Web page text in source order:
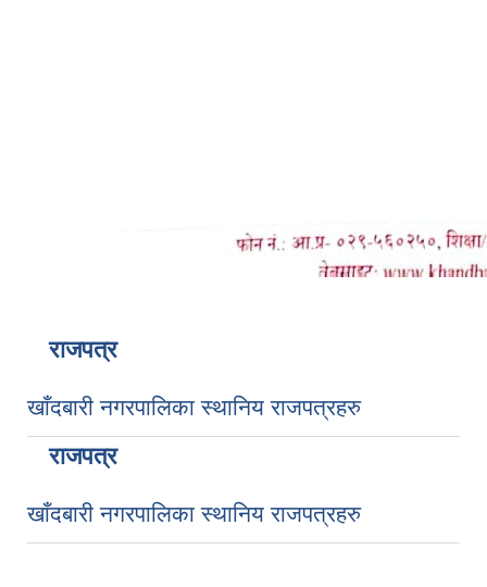
राजपत्र
खाँदबारी नगरपालिका स्थानिय राजपत्रहरु
राजपत्र
खाँदबारी नगरपालिका स्थानिय राजपत्रहरु